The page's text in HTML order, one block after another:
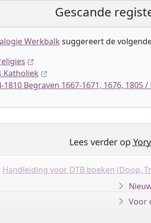
Gescande
Werkbalk suggereert de
Katholiek
1810 Begraven 1667-1671, 1676,
Lees verder op Yory
Handleiding voor DTB boeken (Doop,
Voor